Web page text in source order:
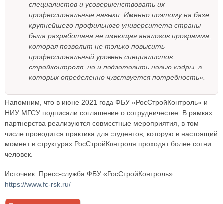
специалистов и усовершенствовать их
профессиональные навыки. Именно поэтому на базе
крупнейшего профильного университета страны
была разработана не имеющая аналогов программа,
которая позволит не только повысить
профессиональный уровень специалистов
стройконтроля, но и подготовить новые кадры, в
которых определенно чувствуется потребность».
Напомним, что в июне 2021 года ФБУ «РосСтройКонтроль» и
НИУ МГСУ подписали соглашение о сотрудничестве. В рамках
партнерства реализуются совместные мероприятия, в том
числе проводится практика для студентов, которую в настоящий
момент в структурах РосСтройКонтроля проходят более сотни
человек.
Источник: Пресс-служба ФБУ «РосСтройКонтроль»
https://www.fc-rsk.ru/